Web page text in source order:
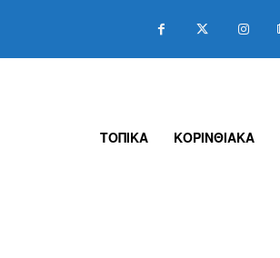
ΤΟΠΙΚΑ ΚΟΡΙΝΘΙΑΚΑ